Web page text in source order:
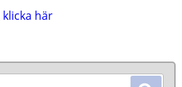
klicka här